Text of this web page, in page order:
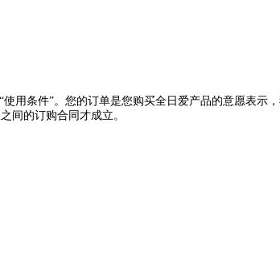
条件”。您的订单是您购买全日爱产品的意愿表示
间的订购合同才成立。